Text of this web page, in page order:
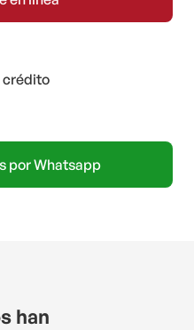
crédito
por Whatsapp
han